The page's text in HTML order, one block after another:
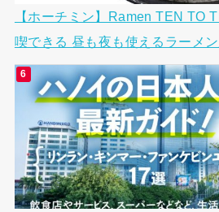
【ホーチミン】Ramen TEN TO
喫できる 昼も夜も使えるラーメ